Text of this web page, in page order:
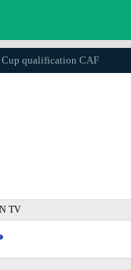
qualification CAF
TV